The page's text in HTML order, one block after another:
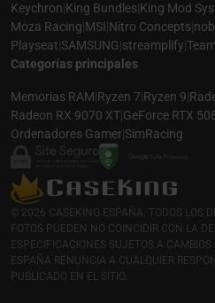
Keychron|King Bundles|King Mod
Moza Racing|MSI|Nitro Concepts|
Playseat|SAMSUNG|streamplify|
Categorías principales
Memorias RAM|Ryzen 7|Ryzen 9|
Radeon RX 9070 XT|GeForce RTX
Ordenadores Gamer|SimRacing
© 2026 CASEKING ESPAÑA. TODOS LOS
FOTOS PUEDEN NO COINCIDIR CON LA
ESPECIFICACIONES SUJETOS A
ESPAÑA RENUNCIA A CUALQUIER
PUBLICADO EN EL SITIO.